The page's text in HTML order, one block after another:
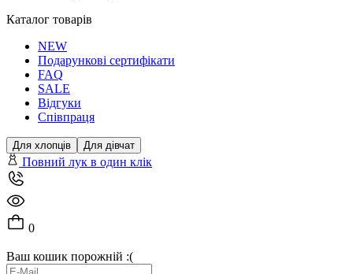
Каталог товарів
NEW
Подарункові сертифікати
FAQ
SALE
Відгуки
Співпраця
Для хлопців Для дівчат
Повний лук в один клік
0
Ваш кошик порожній :(